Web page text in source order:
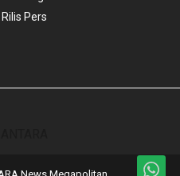
Rilis Pers